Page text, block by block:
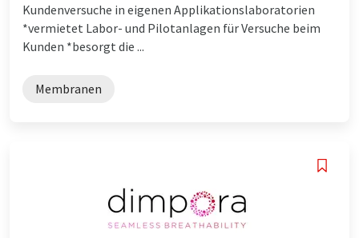
Kundenversuche in eigenen Applikationslaboratorien
*vermietet Labor- und Pilotanlagen für Versuche beim
Kunden *besorgt die ...
Membranen